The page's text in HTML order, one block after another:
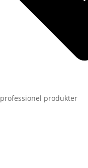
professionel produkter